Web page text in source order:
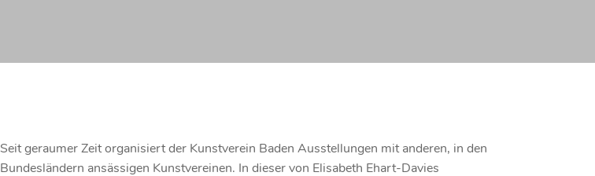
Seit geraumer Zeit organisiert der Kunstverein Baden Ausstellungen mit anderen, in den
Bundesländern ansässigen Kunstvereinen. In dieser von Elisabeth Ehart-Davies